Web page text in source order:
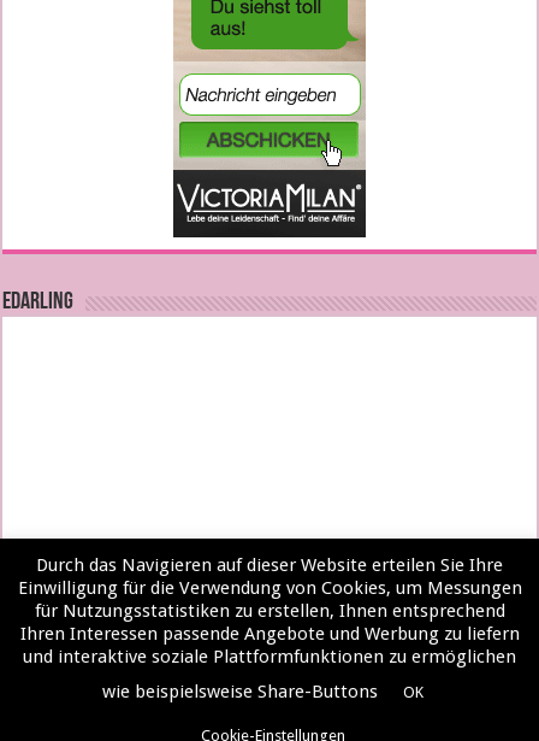
EDARLING
Durch das Navigieren auf dieser Website erteilen Sie Ihre
Einwilligung für die Verwendung von Cookies, um Messungen
für Nutzungsstatistiken zu erstellen, Ihnen entsprechend
Ihren Interessen passende Angebote und Werbung zu liefern
und interaktive soziale Plattformfunktionen zu ermöglichen
wie beispielsweise Share-Buttons
OK
Cookie-Einstellungen